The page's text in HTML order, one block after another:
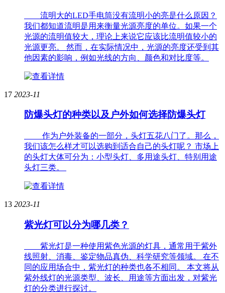
流明大的LED手电筒没有流明小的亮是什么原因？
我们都知道流明是用来衡量光源亮度的单位。如果一个
光源的流明值较大，理论上来说它应该比流明值较小的
光源更亮。 然而，在实际情况中，光源的亮度还受到其
他因素的影响，例如光线的方向、颜色和对比度等。
17 2023-11
防爆头灯的种类以及户外如何选择防爆头灯
作为户外装备的一部分，头灯五花八门了。那么，
我们该怎么样才可以选购到适合自己的头灯呢？ 市场上
的头灯大体可分为：小型头灯、多用途头灯、特别用途
头灯三类。
13 2023-11
紫光灯可以分为哪几类？
紫光灯是一种使用紫色光源的灯具，通常用于紫外
线照射、消毒、鉴定物品真伪、科学研究等领域。 在不
同的应用场合中，紫光灯的种类也各不相同。 本文将从
紫外线灯的光源类型、波长、用途等方面出发，对紫光
灯的分类进行探讨。